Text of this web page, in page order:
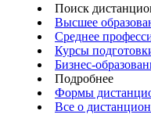
Поиск
Высшее
Среднее
Курсы
Бизнес-
Подробнее
Формы
Все о